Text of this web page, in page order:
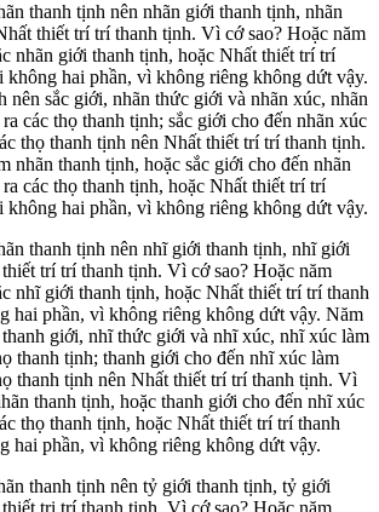
thanh tịnh nên nhãn giới thanh tịnh, nhãn
thiết trí trí thanh tịnh. Vì cớ sao? Hoặc năm
nhãn giới thanh tịnh, hoặc Nhất thiết trí trí
không hai phần, vì không riêng không dứt vậy.
nên sắc giới, nhãn thức giới và nhãn xúc, nhãn
các thọ thanh tịnh; sắc giới cho đến nhãn xúc
thọ thanh tịnh nên Nhất thiết trí trí thanh tịnh.
nhãn thanh tịnh, hoặc sắc giới cho đến nhãn
các thọ thanh tịnh, hoặc Nhất thiết trí trí
không hai phần, vì không riêng không dứt vậy.
thanh tịnh nên nhĩ giới thanh tịnh, nhĩ giới
trí trí thanh tịnh. Vì cớ sao? Hoặc năm
nhĩ giới thanh tịnh, hoặc Nhất thiết trí trí thanh
hai phần, vì không riêng không dứt vậy. Năm
giới, nhĩ thức giới và nhĩ xúc, nhĩ xúc làm
thanh tịnh; thanh giới cho đến nhĩ xúc làm
thanh tịnh nên Nhất thiết trí trí thanh tịnh. Vì
thanh tịnh, hoặc thanh giới cho đến nhĩ xúc
thọ thanh tịnh, hoặc Nhất thiết trí trí thanh
hai phần, vì không riêng không dứt vậy.
thanh tịnh nên tỷ giới thanh tịnh, tỷ giới
tri trí thanh tịnh. Vì cớ sao? Hoặc năm